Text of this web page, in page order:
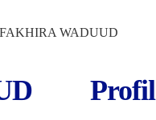
WADUUD
Profil